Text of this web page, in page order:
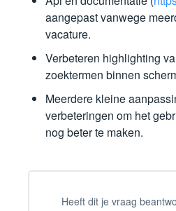
aangepast vanwege
vacature.
Verbeteren highlighting
zoektermen binnen
Meerdere kleine
verbeteringen om het
nog beter te maken.
Heeft dit je vraag